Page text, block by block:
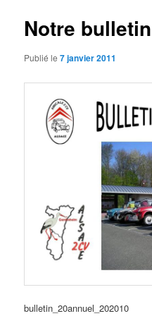
Notre
Publié le7 janvier 2011
bulletin_20annuel_202010